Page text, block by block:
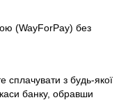
(WayForPay) без
сплачувати з будь-якої
банку, обравши